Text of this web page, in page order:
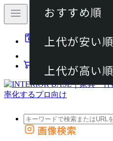
動画マニュアル
カート
外部サイトの商品をカートに追加
画像検索
おすすめ順
上代が安い順
上代が高い順